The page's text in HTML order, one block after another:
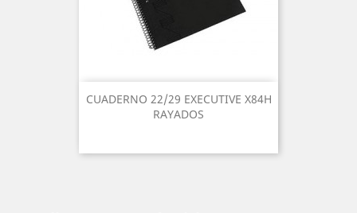
CUADERNO 22/29 EXECUTIVE X84H
RAYADOS